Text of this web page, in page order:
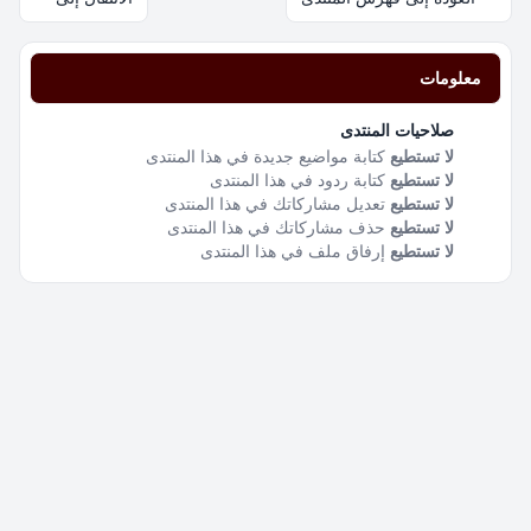
معلومات
صلاحيات المنتدى
لا تستطيع كتابة مواضيع جديدة في هذا المنتدى
لا تستطيع كتابة ردود في هذا المنتدى
لا تستطيع تعديل مشاركاتك في هذا المنتدى
لا تستطيع حذف مشاركاتك في هذا المنتدى
لا تستطيع إرفاق ملف في هذا المنتدى